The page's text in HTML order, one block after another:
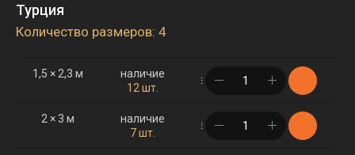
Турция
Количество размеров: 4
1,5 × 2,3 м
наличие
12 шт.
в корзине
2 × 3 м
наличие
7 шт.
в корзине